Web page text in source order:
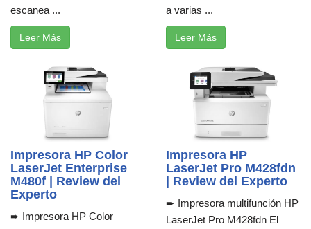
escanea ...
Leer Más
a varias ...
Leer Más
Impresora HP Color
LaserJet Enterprise
M480f | Review del
Experto
➨ Impresora HP Color
Impresora HP
LaserJet Pro M428fdn
| Review del Experto
➨ Impresora multifunción HP
LaserJet Pro M428fdn El